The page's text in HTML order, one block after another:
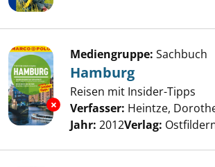
Exemplar-Details von Hamburg
Mediengruppe: Sachbuch
Hamburg
Reisen mit Insider-Tipps
Verfasser: Heintze,
Jahr: 2012Verlag: